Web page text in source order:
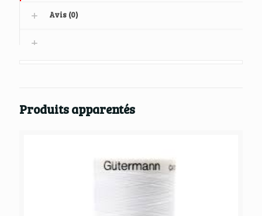
Avis (0)
Produits apparentés